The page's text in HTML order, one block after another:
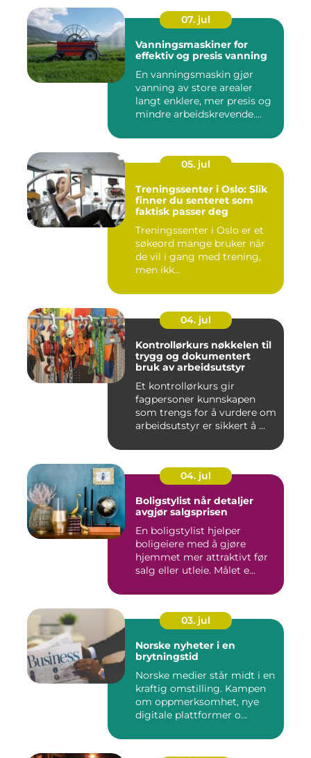
07. jul
Vanningsmaskiner for
effektiv og presis vanning
En vanningsmaskin gjør
vanning av store arealer
langt enklere, mer presis og
mindre arbeidskrevende....
05. jul
Treningssenter i Oslo: Slik
finner du senteret som
faktisk passer deg
Treningssenter i Oslo er et
søkeord mange bruker når
de vil i gang med trening,
men ikk...
04. jul
Kontrollørkurs nøkkelen til
trygg og dokumentert
bruk av arbeidsutstyr
Et kontrollørkurs gir
fagpersoner kunnskapen
som trengs for å vurdere om
arbeidsutstyr er sikkert å ...
04. jul
Boligstylist når detaljer
avgjør salgsprisen
En boligstylist hjelper
boligeiere med å gjøre
hjemmet mer attraktivt før
salg eller utleie. Målet e...
03. jul
Norske nyheter i en
brytningstid
Norske medier står midt i en
kraftig omstilling. Kampen
om oppmerksomhet, nye
digitale plattformer o...